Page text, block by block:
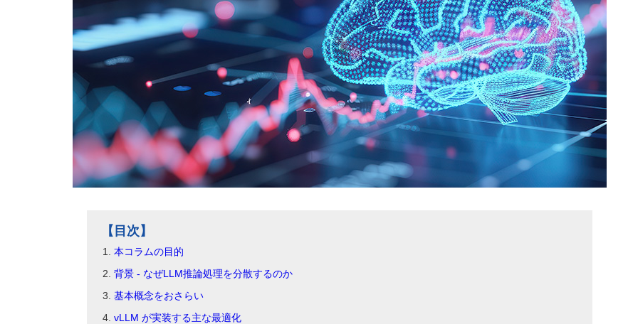
【目次】
本コラムの目的
背景 - なぜLLM推論処理を分散するのか
基本概念をおさらい
vLLM が実装する主な最適化